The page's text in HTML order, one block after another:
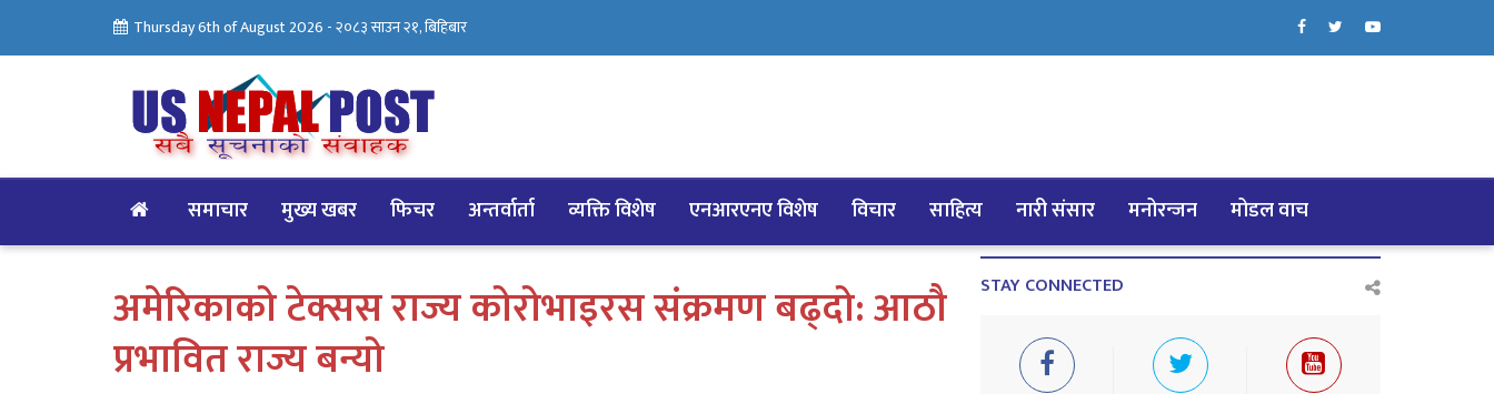
Thursday 6th of August 2026 -२०८३ साउन २१, बिहिबार
समाचार मुख्य खबर फिचर अन्तर्वार्ता व्यक्ति विशेष एनआरएनए विशेष विचार साहित्य नारी संसार मनोरन्जन मोडल वाच
अमेरिकाको टेक्सस राज्य कोरोभाइरस संक्रमण बढ्दो: आठौ
प्रभावित राज्य बन्यो
STAY CONNECTED